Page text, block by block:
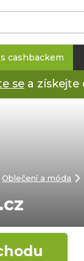
cashbackem
se a získejte
Oblečení a móda